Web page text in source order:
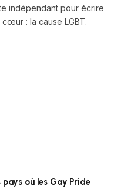
indépendant pour écrire
: la cause LGBT.
pays où les Gay Pride